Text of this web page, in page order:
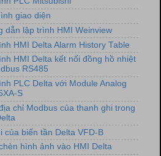
giao diện
dẫn lập trình HMI Weinview
HMI Delta Alarm History Table
HMI Delta kết nối đồng hồ nhiệt
RS485
PLC Delta với Module Analog
S
chỉ Modbus của thanh ghi trong
của biến tần Delta VFD-B
hình ảnh vào HMI Delta